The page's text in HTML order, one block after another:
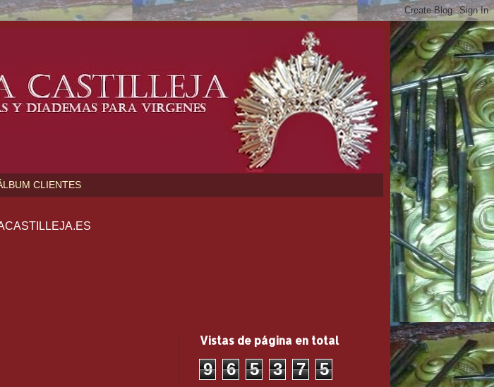
CLIENTES
Vistas de página en total
9 6 5 3 7 5